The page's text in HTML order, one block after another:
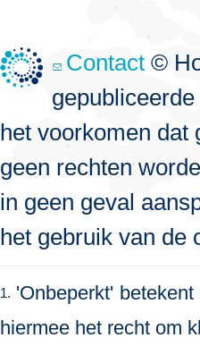
Contact ©
het voorkomen dat
geen rechten
in geen geval
het gebruik van de
1. 'Onbeperkt'
hiermee het recht om